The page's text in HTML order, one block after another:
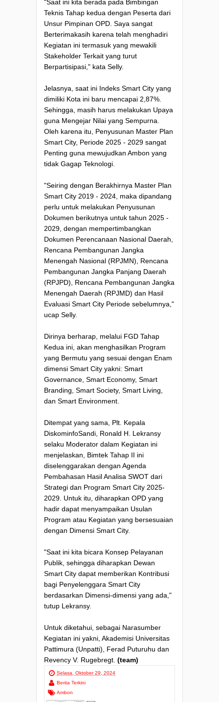
"Saat ini kita berada pada Bimbingan
Teknis Tahap kedua dengan Peserta dari
Unsur Pimpinan OPD. Saya sangat
Berterimakasih karena telah menghadiri
Kegiatan ini termasuk yang mewakili
Stakeholder Terkait yang turut
Berpartisipasi," kata Selly.
Jelasnya, saat ini Indeks Smart City yang
dimiliki Kota ini baru mencapai 2,87%.
Sehingga, masih harus melakukan Upaya
guna Mengejar Nilai yang Sempurna.
Oleh karena itu, Penyusunan Master Plan
Smart City, Periode 2025 - 2029 sangat
Penting guna mewujudkan Ambon yang
tidak Gagap Teknologi.
"Seiring dengan Berakhirnya Master Plan
Smart City 2019 - 2024, maka dipandang
perlu untuk melakukan Penyusunan
Dokumen berikutnya untuk tahun 2025 -
2029, dengan mempertimbangkan
Dokumen Perencanaan Nasional Daerah,
Rencana Pembangunan Jangka
Menengah Nasional (RPJMN), Rencana
Pembangunan Jangka Panjang Daerah
(RPJPD), Rencana Pembangunan Jangka
Menengah Daerah (RPJMD) dan Hasil
Evaluasi Smart City Periode sebelumnya,"
ucap Selly.
Dirinya berharap, melalui FGD Tahap
Kedua ini, akan menghasilkan Program
yang Bermutu yang sesuai dengan Enam
dimensi Smart City yakni: Smart
Governance, Smart Economy, Smart
Branding, Smart Society, Smart Living,
dan Smart Environment.
Ditempat yang sama, Plt. Kepala
DiskominfoSandi, Ronald H. Lekransy
selaku Moderator dalam Kegiatan ini
menjelaskan, Bimtek Tahap II ini
diselenggarakan dengan Agenda
Pembahasan Hasil Analisa SWOT dari
Strategi dan Program Smart City 2025-
2029. Untuk itu, diharapkan OPD yang
hadir dapat menyampaikan Usulan
Program atau Kegiatan yang bersesuaian
dengan Dimensi Smart City.
"Saat ini kita bicara Konsep Pelayanan
Publik, sehingga diharapkan Dewan
Smart City dapat memberikan Kontribusi
bagi Penyelenggara Smart City
berdasarkan Dimensi-dimensi yang ada,"
tutup Lekransy.
Untuk diketahui, sebagai Narasumber
Kegiatan ini yakni, Akademisi Universitas
Pattimura (Unpatti), Ferad Puturuhu dan
Revency V. Rugebregt. (team)
Selasa, Oktober 29, 2024
Berita Terkini
Ambon